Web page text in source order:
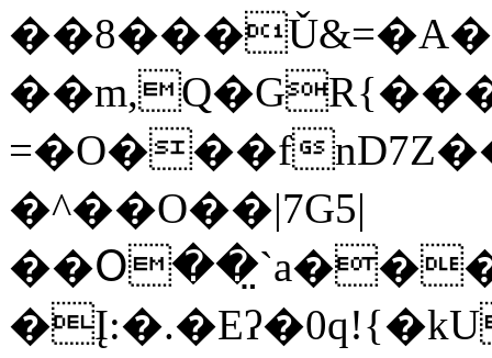
=�O���f
�^��O��|7G5|